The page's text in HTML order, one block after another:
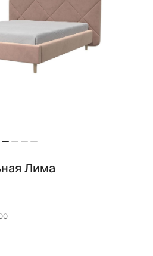
Лима